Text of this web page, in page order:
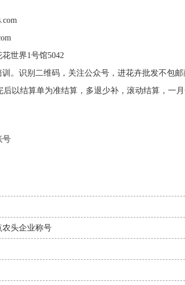
世界1号馆5042
。识别二维码，关注公众号，进花卉批发不包
以结算单为准结算，多退少补，滚动结算，一月
号
头企业称号